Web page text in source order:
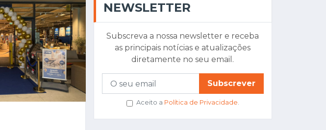
NEWSLETTER
Subscreva a nossa newsletter e receba
as principais notícias e atualizações
diretamente no seu email.
Subscrever
Aceito a Política de Privacidade.